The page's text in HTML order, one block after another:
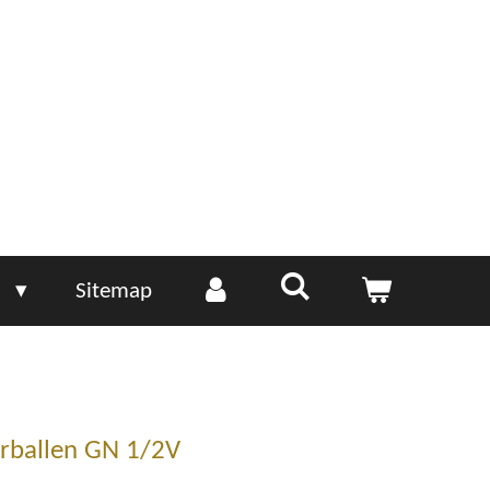
Sitemap
GN 1/2V